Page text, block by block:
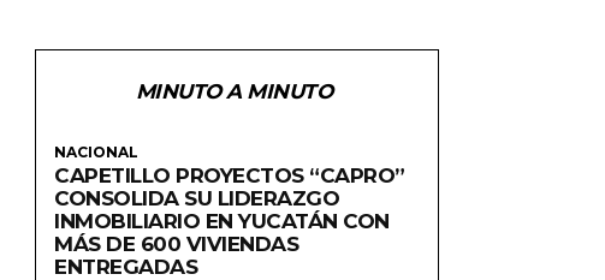
MINUTO A MINUTO
NACIONAL
CAPETILLO PROYECTOS “CAPRO”
CONSOLIDA SU LIDERAZGO
INMOBILIARIO EN YUCATÁN CON
MÁS DE 600 VIVIENDAS
ENTREGADAS